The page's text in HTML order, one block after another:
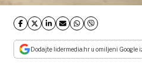
Dodajte lidermedia.hr u omiljeni Google